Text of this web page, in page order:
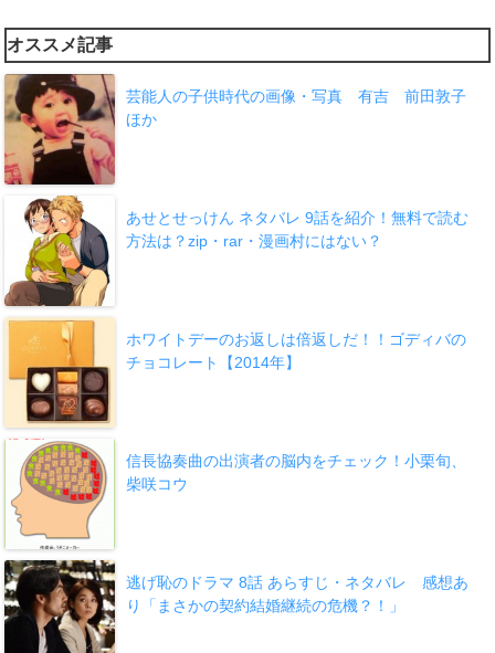
オススメ記事
芸能人の子供時代の画像・写真 有吉 前田敦子
ほか
あせとせっけん ネタバレ 9話を紹介！無料で読む
方法は？zip・rar・漫画村にはない？
ホワイトデーのお返しは倍返しだ！！ゴディバの
チョコレート【2014年】
信長協奏曲の出演者の脳内をチェック！小栗旬、
柴咲コウ
逃げ恥のドラマ 8話 あらすじ・ネタバレ 感想あ
り「まさかの契約結婚継続の危機？！」